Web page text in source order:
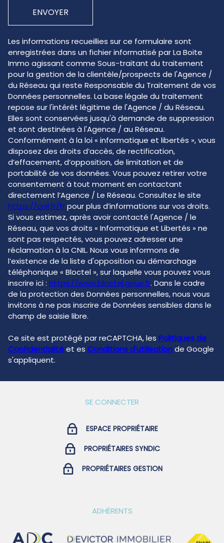
ENVOYER
Les informations recueillies sur ce formulaire sont
enregistrées dans un fichier informatisé par La Boite
Immo agissant comme Sous-traitant du traitement
pour la gestion de la clientèle/prospects de l'Agence /
du Réseau qui reste Responsable du Traitement de vos
Données personnelles. La base légale du traitement
repose sur l'intérêt légitime de l'Agence / du Réseau.
Elles sont conservées jusqu'à demande de suppression
et sont destinées à l'Agence / au Réseau.
Conformément à la loi « informatique et libertés », vous
disposez des droits d’accès, de rectification,
d’effacement, d’opposition, de limitation et de
portabilité de vos données. Vous pouvez retirer votre
consentement à tout moment en contactant
directement l’Agence / Le Réseau. Consultez le site
https://cnil.fr/frpour plus d’informations sur vos droits.
Si vous estimez, après avoir contacté l'Agence / le
Réseau, que vos droits « Informatique et Libertés » ne
sont pas respectés, vous pouvez adresser une
réclamation à la CNIL. Nous vous informons de
l’existence de la liste d'opposition au démarchage
téléphonique « Bloctel », sur laquelle vous pouvez vous
inscrire ici : https://www.bloctel.gouv.fr. Dans le cadre
de la protection des Données personnelles, nous vous
invitons à ne pas inscrire de Données sensibles dans le
champ de saisie libre.
Ce site est protégé par reCAPTCHA, les Politiques de
Confidentialitéet es Conditions d'utilisationde Google
s'appliquent.
SE CONNECTER
ESPACE PROPRIÉTAIRE
PROPRIÉTAIRES SYNDIC
PROPRIÉTAIRES GESTION
ADHÉRENTS